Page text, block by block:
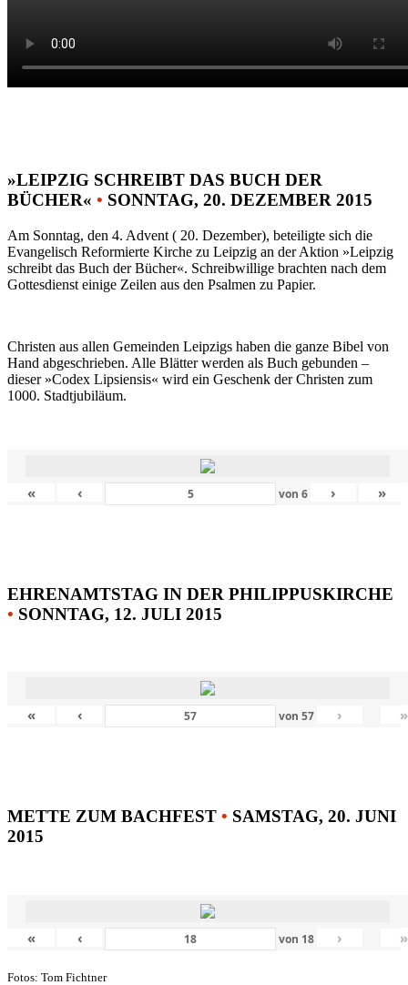
»LEIPZIG SCHREIBT DAS BUCH DER
BÜCHER« • SONNTAG, 20. DEZEMBER 2015
Am Sonntag, den 4. Advent ( 20. Dezember), beteiligte sich die
Evangelisch Reformierte Kirche zu Leipzig an der Aktion »Leipzig
schreibt das Buch der Bücher«. Schreibwillige brachten nach dem
Gottesdienst einige Zeilen aus den Psalmen zu Papier.
Christen aus allen Gemeinden Leipzigs haben die ganze Bibel von
Hand abgeschrieben. Alle Blätter werden als Buch gebunden –
dieser »Codex Lipsiensis« wird ein Geschenk der Christen zum
1000. Stadtjubiläum.
« ‹ von6 › »
EHRENAMTSTAG IN DER PHILIPPUSKIRCHE
• SONNTAG, 12. JULI 2015
« ‹ von57 › »
METTE ZUM BACHFEST • SAMSTAG, 20. JUNI
2015
« ‹ von 18 › »
Fotos: Tom Fichtner